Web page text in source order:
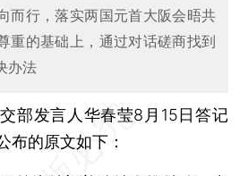
而行，落实两国元首大阪会晤共
重的基础上，通过对话磋商找到
办法
部发言人华春莹8月15日答记
布的原文如下：